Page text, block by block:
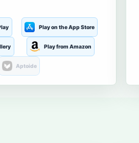
Play on the App Store
Play from Amazon
Aptoide